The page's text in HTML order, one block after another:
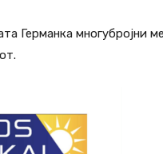
Германка многубројни